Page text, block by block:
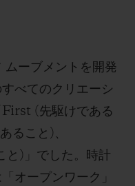
ムーブメントを開発
べてのクリエーシ
First (先駆けである
ること)、
)」でした。時計
オープンワーク」